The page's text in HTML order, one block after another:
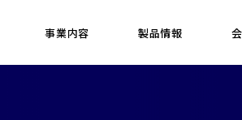
事業内容 製品情報